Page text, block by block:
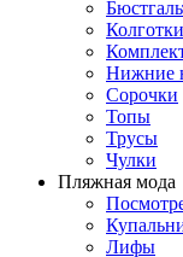
Колготки
Нижние
Сорочки
Топы
Трусы
Чулки
Пляжная мода
Лифы